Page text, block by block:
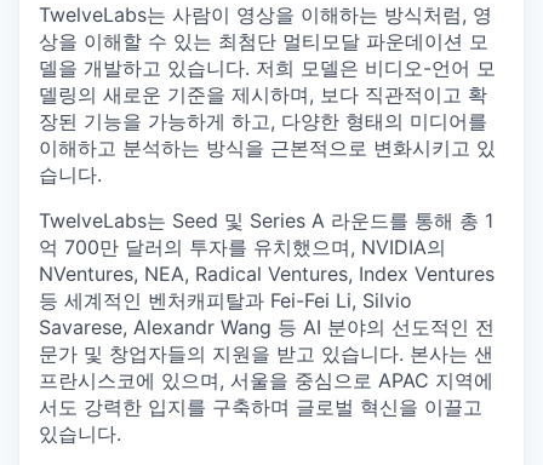
TwelveLabs는 사람이 영상을 이해하는 방식처럼, 영
상을 이해할 수 있는 최첨단 멀티모달 파운데이션 모
델을 개발하고 있습니다. 저희 모델은 비디오-언어 모
델링의 새로운 기준을 제시하며, 보다 직관적이고 확
장된 기능을 가능하게 하고, 다양한 형태의 미디어를
이해하고 분석하는 방식을 근본적으로 변화시키고 있
습니다.
TwelveLabs는 Seed 및 Series A 라운드를 통해 총 1
억 700만 달러의 투자를 유치했으며, NVIDIA의
NVentures, NEA, Radical Ventures, Index Ventures
등 세계적인 벤처캐피탈과 Fei-Fei Li, Silvio
Savarese, Alexandr Wang 등 AI 분야의 선도적인 전
문가 및 창업자들의 지원을 받고 있습니다. 본사는 샌
프란시스코에 있으며, 서울을 중심으로 APAC 지역에
서도 강력한 입지를 구축하며 글로벌 혁신을 이끌고
있습니다.